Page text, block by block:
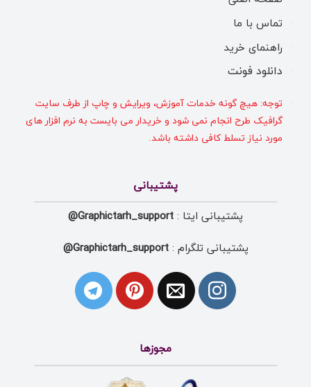
تماس با ما
راهنمای خرید
دانلود فونت
توجه: هیچ گونه خدمات آموزش، ویرایش و چاپ از طرف سایت
گرافیک طرح انجام نمی شود و خریدار می بایست به نرم افزار های
مورد نیاز تسلط کافی داشته باشد.
پشتیبانی
پشتیبانی ایتا : Graphictarh_support@
پشتیبانی تلگرام :Graphictarh_support@
مجوزها